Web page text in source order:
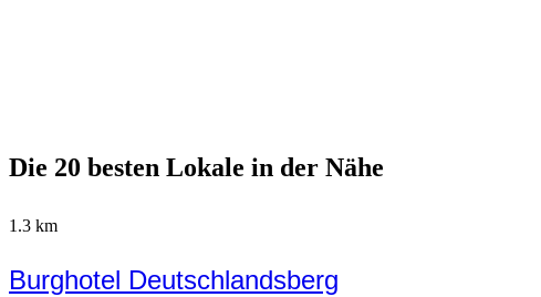
Die 20 besten Lokale in der Nähe
1.3 km
Burghotel Deutschlandsberg